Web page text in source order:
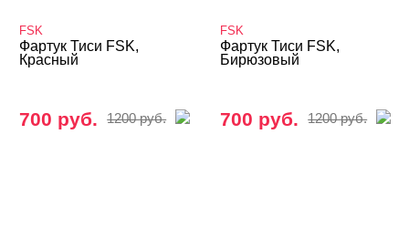
FSK
Фартук Тиси FSK,
Красный
700 руб. 1200 руб.
FSK
Фартук Тиси FSK,
Бирюзовый
700 руб. 1200 руб.